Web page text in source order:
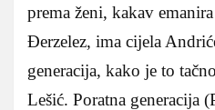
prema ženi, kakav
Đerzelez, ima cijela
generacija, kako je to
Lešić. Poratna generacija